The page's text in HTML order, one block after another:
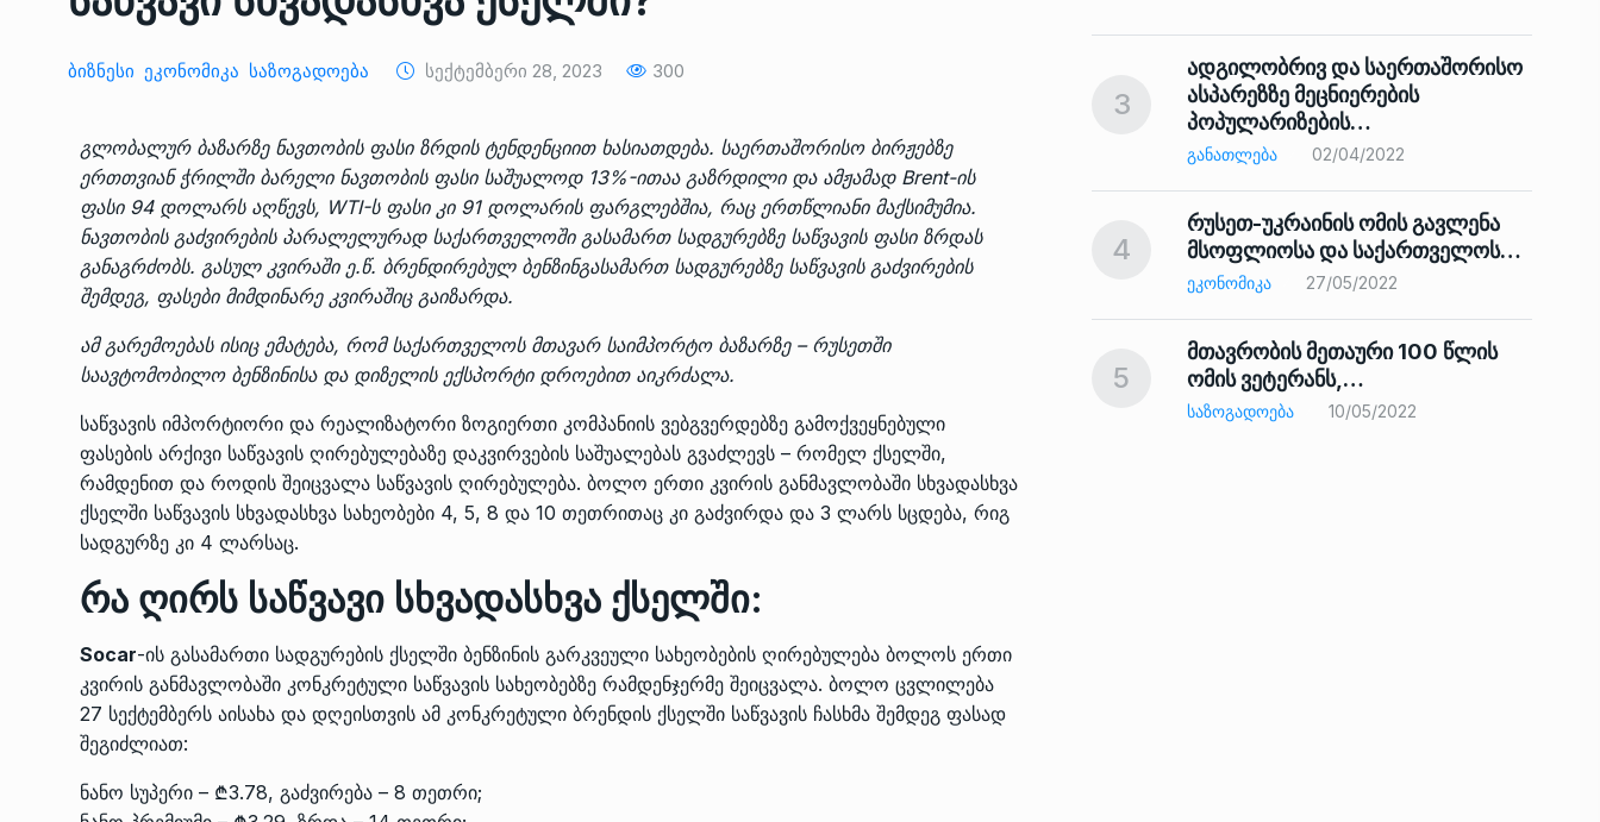
Ბიზნესი Ეკონომიკა Საზოგადოება Სექტემბერი 28, 2023 300
გლობალურ ბაზარზე ნავთობის ფასი ზრდის ტენდენციით ხასიათდება. საერთაშორისო ბირჟებზე
ერთთვიან ჭრილში ბარელი ნავთობის ფასი საშუალოდ 13%-ითაა გაზრდილი და ამჟამად Brent-ის
ფასი 94 დოლარს აღწევს, WTI-ს ფასი კი 91 დოლარის ფარგლებშია, რაც ერთწლიანი მაქსიმუმია.
ნავთობის გაძვირების პარალელურად საქართველოში გასამართ სადგურებზე საწვავის ფასი ზრდას
განაგრძობს. გასულ კვირაში ე.წ. ბრენდირებულ ბენზინგასამართ სადგურებზე საწვავის გაძვირების
შემდეგ, ფასები მიმდინარე კვირაშიც გაიზარდა.
ამ გარემოებას ისიც ემატება, რომ საქართველოს მთავარ საიმპორტო ბაზარზე – რუსეთში
საავტომობილო ბენზინისა და დიზელის ექსპორტი დროებით აიკრძალა.
საწვავის იმპორტიორი და რეალიზატორი ზოგიერთი კომპანიის ვებგვერდებზე გამოქვეყნებული
ფასების არქივი საწვავის ღირებულებაზე დაკვირვების საშუალებას გვაძლევს – რომელ ქსელში,
რამდენით და როდის შეიცვალა საწვავის ღირებულება. ბოლო ერთი კვირის განმავლობაში სხვადასხვა
ქსელში საწვავის სხვადასხვა სახეობები 4, 5, 8 და 10 თეთრითაც კი გაძვირდა და 3 ლარს სცდება, რიგ
სადგურზე კი 4 ლარსაც.
რა ღირს საწვავი სხვადასხვა ქსელში:
Socar-ის გასამართი სადგურების ქსელში ბენზინის გარკვეული სახეობების ღირებულება ბოლოს ერთი
კვირის განმავლობაში კონკრეტული საწვავის სახეობებზე რამდენჯერმე შეიცვალა. ბოლო ცვლილება
27 სექტემბერს აისახა და დღეისთვის ამ კონკრეტული ბრენდის ქსელში საწვავის ჩასხმა შემდეგ ფასად
შეგიძლიათ:
ნანო სუპერი – ₾3.78, გაძვირება – 8 თეთრი;
ᲔᲙᲝᲜᲝᲛᲘᲙᲐ 10/05/2022
8
დერეფნის…
ᲔᲙᲝᲜᲝᲛᲘᲙᲐ 11/05/2022
9
თბილისის ზაქარია ფალიაშვილის
სახელობის ოპერისა და
ბალეტის…
ᲙᲣᲚᲢᲣᲠᲐ 13/05/2022
10
სახელობის ოპერისა და
ბალეტის…
ᲙᲣᲚᲢᲣᲠᲐ 13/05/2022
ᲔᲙᲝᲜᲝᲛᲘᲙᲐ 13/05/2022
14
პრემიერ-მინისტრი ირაკლი
ღარიბაშვილი ოზურგეთის
ტექნოპარკში სტარტაპერებს…
15
რეაბილიტირებული ოზურგეთის…
ᲒᲐᲜᲐᲗᲚᲔᲑᲐ 15/05/2022
3
ადგილობრივ და საერთაშორისო
ასპარეზზე მეცნიერების
პოპულარიზების…
ᲒᲐᲜᲐᲗᲚᲔᲑᲐ 02/04/2022
4
რუსეთ-უკრაინის ომის გავლენა
მსოფლიოსა და საქართველოს…
ᲔᲙᲝᲜᲝᲛᲘᲙᲐ 27/05/2022
5
მთავრობის მეთაური 100 წლის
ომის ვეტერანს,…
ᲡᲐᲖᲝᲒᲐᲓᲝᲔᲑᲐ 10/05/2022